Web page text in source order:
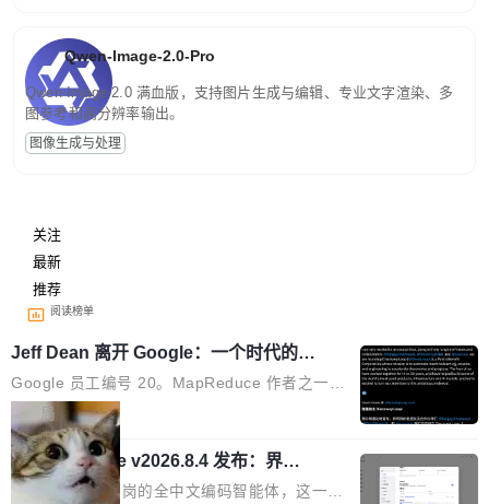
Qwen-Image-2.0-Pro
Qwen-Image-2.0 满血版，支持图片生成与编辑、专业文字渲染、多
图参考和高分辨率输出。
图像生成与处理
关注
最新
推荐
阅读榜单
Jeff Dean 离开 Google：一个时代的结
束，一个实验室的开始
Google 员工编号 20。MapReduce 作者之一。
Bigtable 作者之一。TensorFlow 的作者之一。
Gemini 的架构师。Google 首席科学家。 Jeff D
ean 在 Google 工作了 27 年后，宣布离职。 他
不是一个人走。一同离开的还有 Sanjay Ghema
局
🔥 SolonCode v2026.8.4 发布：界面
字体可调、22 种语言、记忆搜索增强
打开终端就能上岗的全中文编码智能体，这一轮